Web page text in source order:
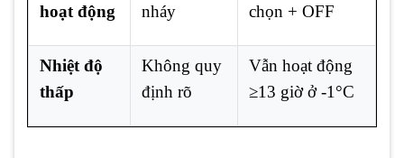
hoạt động
nháy
chọn + OFF
Nhiệt độ
thấp
Không quy
định rõ
Vẫn hoạt động
≥13 giờ ở -1°C